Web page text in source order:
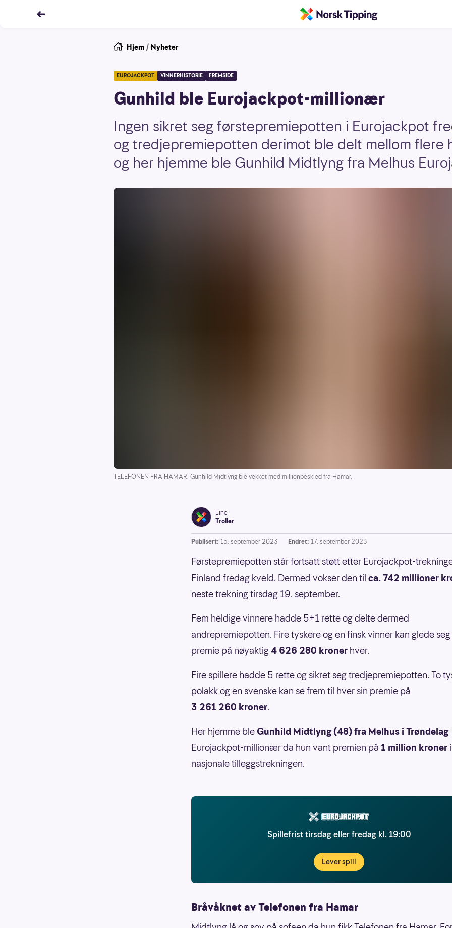
Hjem / Nyheter
EUROJACKPOT VINNERHISTORIE FREMSIDE
Gunhild ble Eurojackpot-millionær
Ingen sikret seg førstepremiepotten i Eurojackpot
og tredjepremiepotten derimot ble delt mellom flere
og her hjemme ble Gunhild Midtlyng fra Melhus
TELEFONEN FRA HAMAR: Gunhild Midtlyng ble vekket med millionbeskjed fra Hamar.
Line
Troller
Publisert: 15. september 2023 Endret: 17. september 2023
Førstepremiepotten står fortsatt støtt etter Eurojackpot-
Finland fredag kveld. Dermed vokser den til ca. 742 millioner
neste trekning tirsdag 19. september.
Fem heldige vinnere hadde 5+1 rette og delte dermed
andrepremiepotten. Fire tyskere og en finsk vinner kan glede
premie på nøyaktig 4 626 280 kroner hver.
Fire spillere hadde 5 rette og sikret seg tredjepremiepotten. To
polakk og en svenske kan se frem til hver sin premie på
3 261 260 kroner.
Her hjemme ble Gunhild Midtlyng (48) fra Melhus i Trøndelag
Eurojackpot-millionær da hun vant premien på 1 million kroner
nasjonale tilleggstrekningen.
Spillefrist tirsdag eller fredag kl. 19:00
Lever spill
Bråvåknet av Telefonen fra Hamar